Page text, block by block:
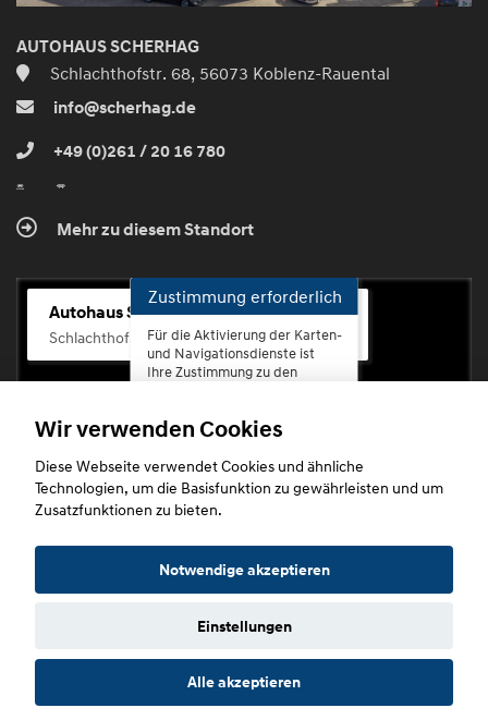
AUTOHAUS SCHERHAG
Schlachthofstr. 68, 56073 Koblenz-Rauental
info@scherhag.de
+49 (0)261 / 20 16 780
Mehr zu diesem Standort
Autohaus Scherhag
Schlachthofstr. 68, 56073 Koblenz-Rauental
Zustimmung erforderlich
Für die Aktivierung der Karten-
und Navigationsdienste ist
Ihre Zustimmung zu den
erforderlich.
Zustimmen
Copyright © 2026. Autohaus Scherhag
Datenschutz Impressum
Wir verwenden Cookies
Diese Webseite verwendet Cookies und ähnliche
Technologien, um die Basisfunktion zu gewährleisten und um
Zusatzfunktionen zu bieten.
Notwendige akzeptieren
Einstellungen
Alle akzeptieren